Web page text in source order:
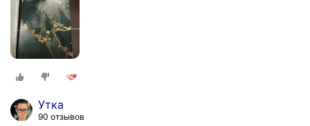
Утка
90 отзывов